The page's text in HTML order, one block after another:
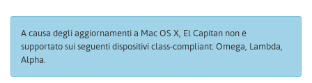
A causa degli aggiornamenti a Mac OS X, El Capitan non è
supportato sui seguenti dispositivi class-compliant: Omega, Lambda,
Alpha.